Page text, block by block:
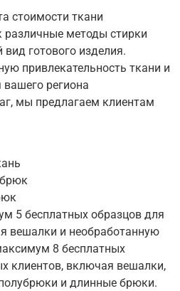
стоимости ткани
различные методы стирки
готового изделия.
привлекательность ткани и
вашего региона
мы предлагаем клиентам
5 бесплатных образцов для
вешалки и необработанную
8 бесплатных
клиентов, включая вешалки,
и длинные брюки.